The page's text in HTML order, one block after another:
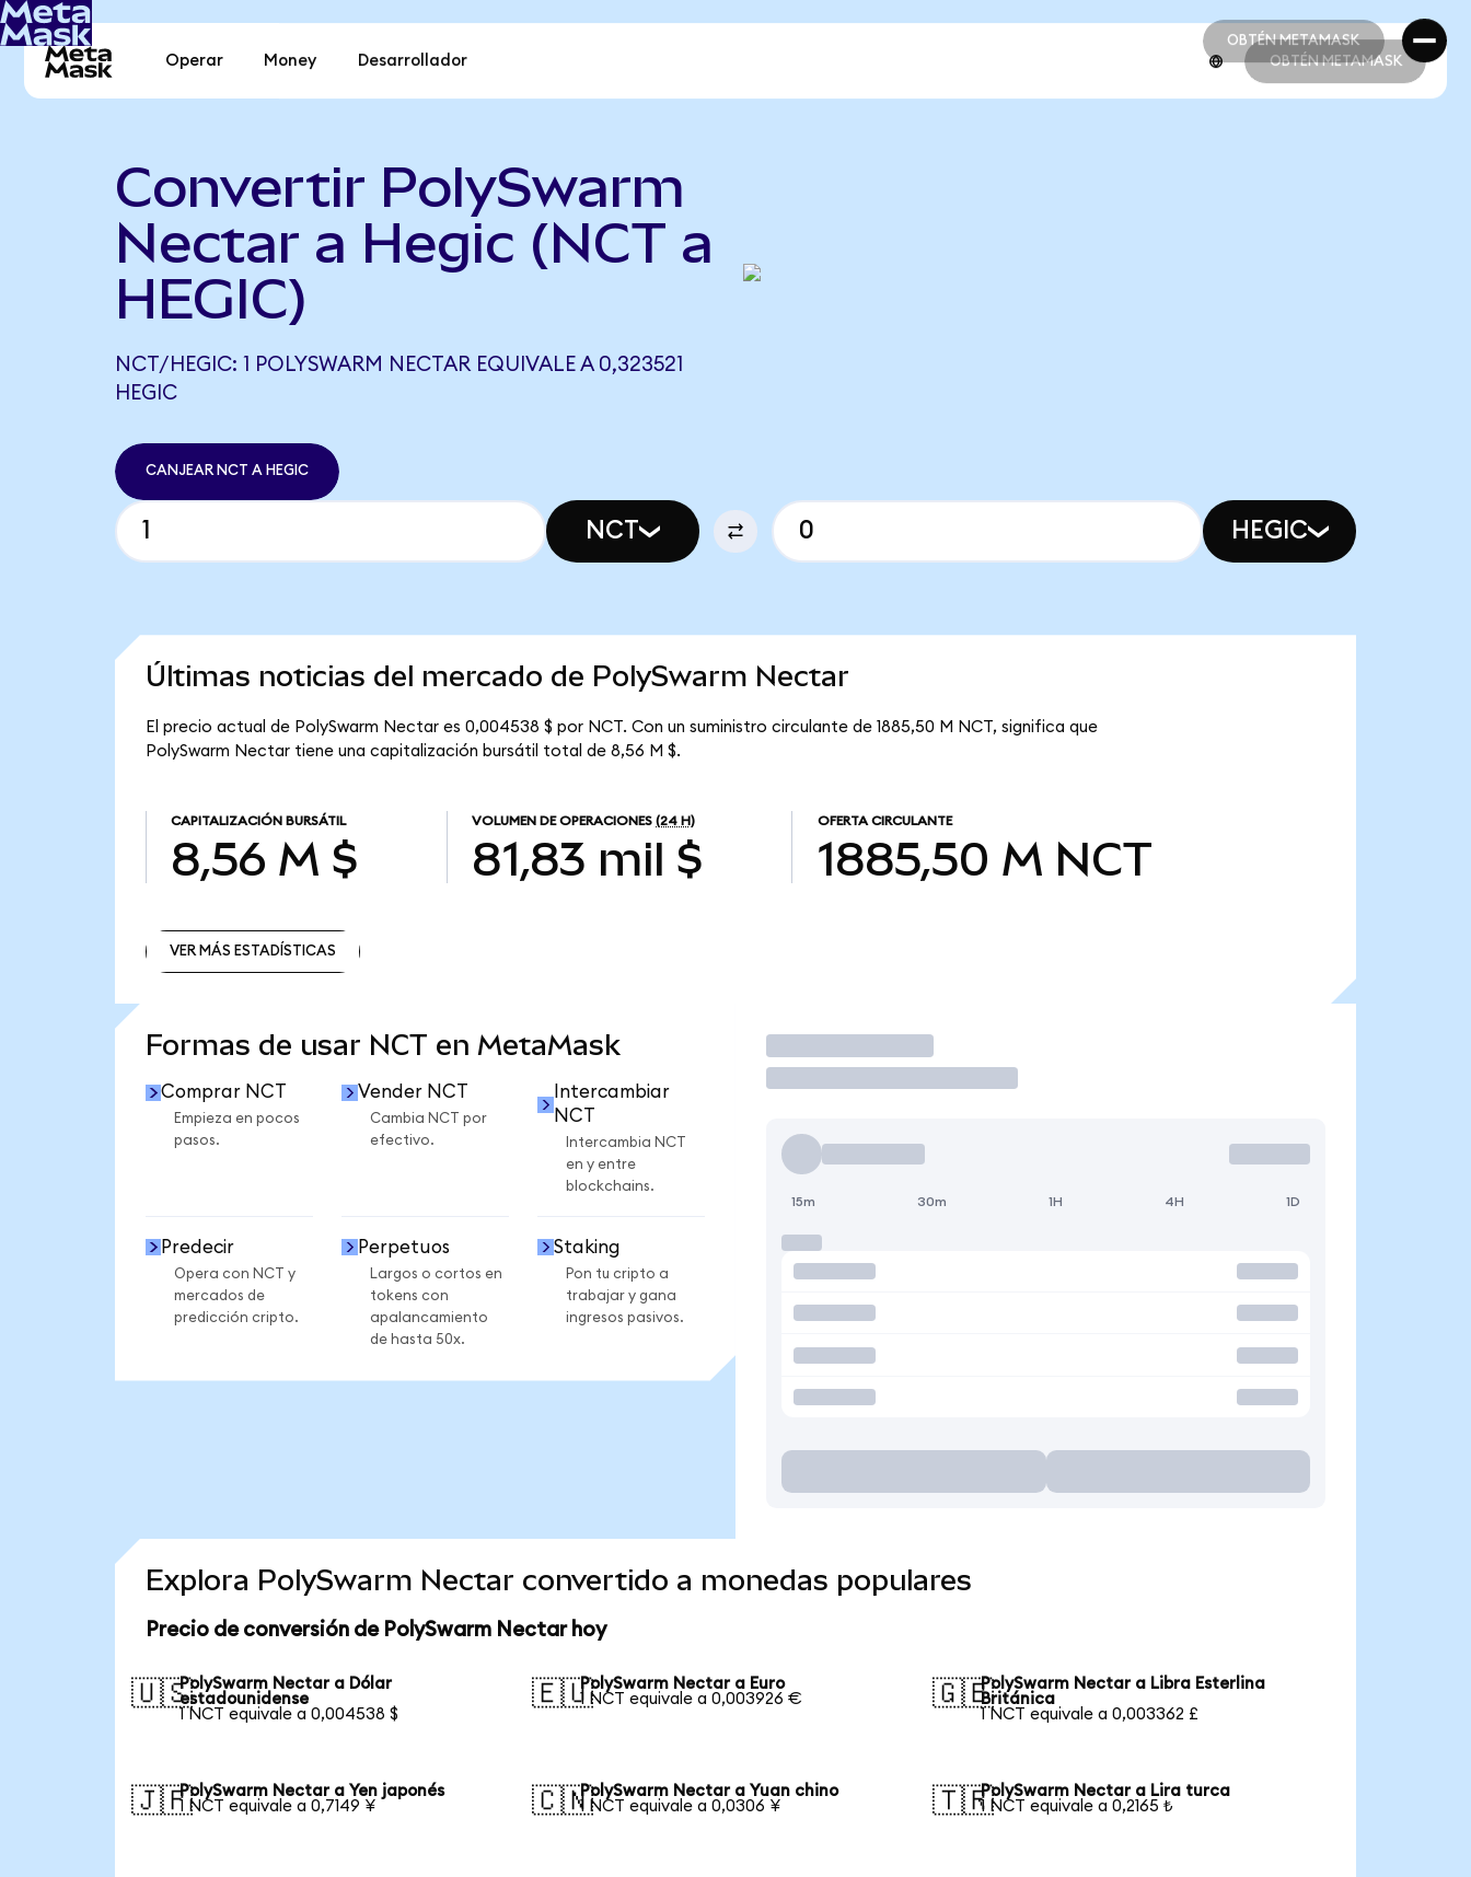
OBTÉN METAMASK
OBTÉN METAMASK
Operar Money Desarrollador OBTÉN METAMASK
Convertir PolySwarm
Nectar a Hegic (NCT a
HEGIC)
NCT/HEGIC: 1 POLYSWARM NECTAR EQUIVALE A 0,323521
HEGIC
CANJEAR NCT A HEGIC
NCT HEGIC
Últimas noticias del mercado de PolySwarm Nectar
El precio actual de PolySwarm Nectar es 0,004538 $ por NCT. Con un suministro circulante de 1885,50 M NCT, significa que
PolySwarm Nectar tiene una capitalización bursátil total de 8,56 M $.
CAPITALIZACIÓN BURSÁTIL
8,56 M $
VOLUMEN DE OPERACIONES (24 H)
81,83 mil $
OFERTA CIRCULANTE
1885,50 M NCT
VER MÁS ESTADÍSTICAS
Formas de usar NCT en MetaMask
Comprar NCT
Empieza en pocos
pasos.
Vender NCT
Cambia NCT por
efectivo.
Intercambiar
NCT
Intercambia NCT
en y entre
blockchains.
Predecir
Opera con NCT y
mercados de
predicción cripto.
Perpetuos
Largos o cortos en
tokens con
apalancamiento
de hasta 50x.
Staking
Pon tu cripto a
trabajar y gana
ingresos pasivos.
Operar
15m 30m 1H 4H 1D
Explora PolySwarm Nectar convertido a monedas populares
Precio de conversión de PolySwarm Nectar hoy
🇺🇸PolySwarm Nectar a Dólar
estadounidense
1 NCT equivale a 0,004538 $
🇪🇺PolySwarm Nectar a Euro
1 NCT equivale a 0,003926 €
🇬🇧PolySwarm Nectar a Libra Esterlina
Británica
1 NCT equivale a 0,003362 £
🇯🇵PolySwarm Nectar a Yen japonés
1 NCT equivale a 0,7149 ¥
🇨🇳PolySwarm Nectar a Yuan chino
1 NCT equivale a 0,0306 ¥
🇹🇷PolySwarm Nectar a Lira turca
1 NCT equivale a 0,2165 ₺